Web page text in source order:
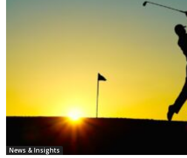
News & Insights